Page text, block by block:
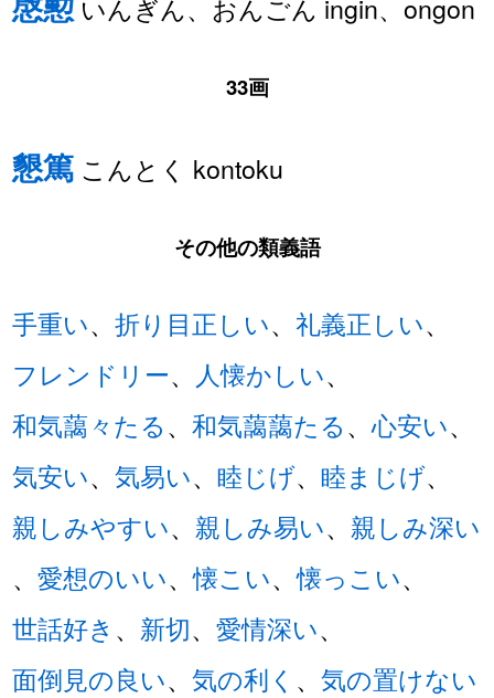
33画
懇篤 こんとく kontoku
その他の類義語
手重い、折り目正しい、礼義正しい、
フレンドリー、 人懐かしい、
和気藹々たる、和気藹藹たる、心安い、
気安い、気易い、睦じげ、睦まじげ、
親しみやすい、 親しみ易い、 親しみ深い
、愛想のいい、懐こい、懐っこい、
世話好き 、 新切、愛情深い、
面倒見の良い、気の利く 、気の置けない